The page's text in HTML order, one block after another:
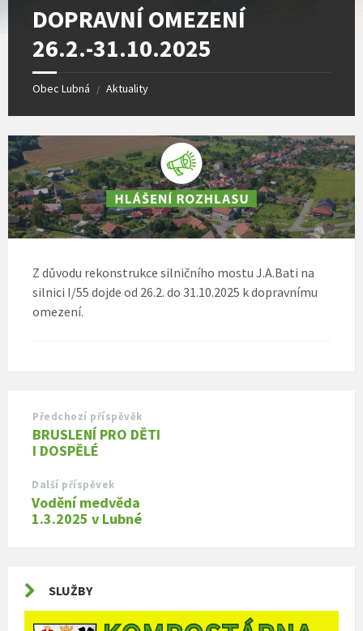
DOPRAVNÍ OMEZENÍ
26.2.-31.10.2025
Obec Lubná / Aktuality
Z důvodu rekonstrukce silničního mostu J.A.Bati na
silnici I/55 dojde od 26.2. do 31.10.2025 k dopravnímu
omezení.
Předchozí příspěvěk
BRUSLENÍ PRO DĚTI
I DOSPĚLÉ
Další příspěvek
Vodění medvěda
1.3.2025 v Lubné
SLUŽBY